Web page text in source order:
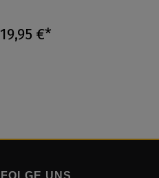
19,95 €*
FOLGE UNS